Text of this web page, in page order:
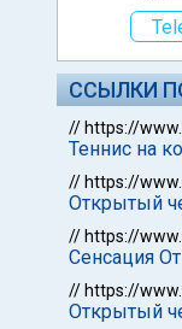
ССЫЛКИ
// https://
Теннис на
// https://
Открытый
// https://
Сенсация
// https://
Открытый